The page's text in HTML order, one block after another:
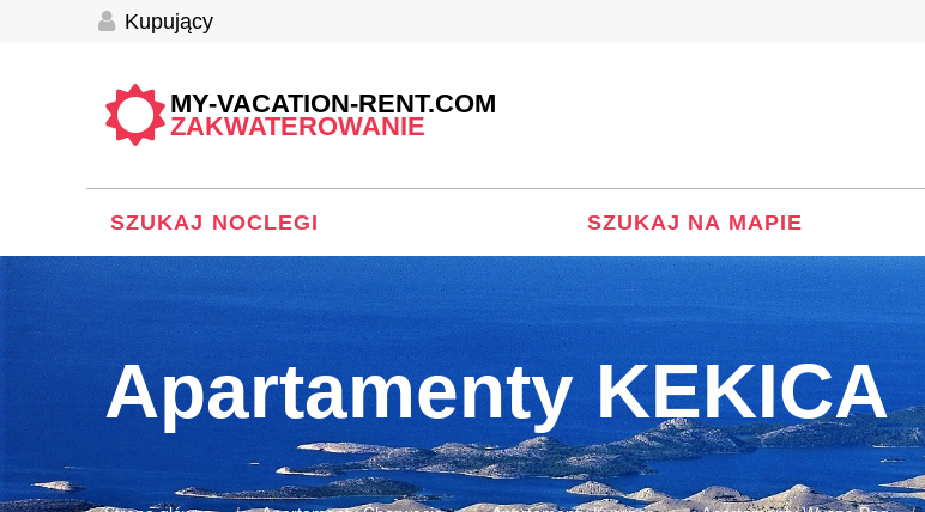
Kupujący
MY-VACATION-RENT.COM
ZAKWATEROWANIE
SZUKAJ NOCLEGI SZUKAJ NA MAPIE
Apartamenty KEKICA